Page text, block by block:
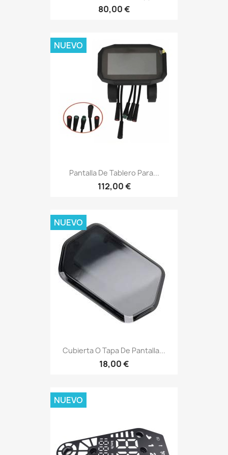
80,00 €
Pantalla De Tablero Para...
112,00 €
NUEVO
Cubierta O Tapa De Pantalla...
18,00 €
NUEVO
NUEVO